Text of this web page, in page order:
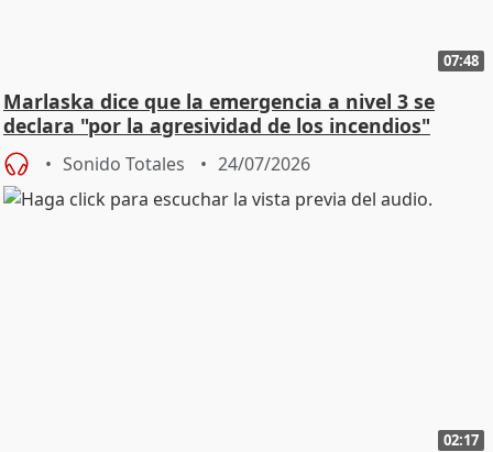
07:48
Marlaska dice que la emergencia a nivel 3 se
declara "por la agresividad de los incendios"
Sonido Totales 24/07/2026
02:17